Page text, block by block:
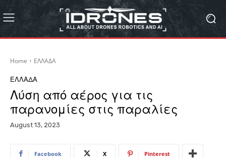
Home ΕΛΛΑΔΑ
ΕΛΛΑΔΑ
Λύση από αέρος για τις
παρανομίες στις παραλίες
August 13, 2023
Facebook X Pinterest